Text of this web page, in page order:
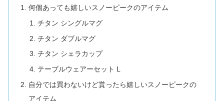
何個あっても嬉しいスノーピークのアイテム
チタン シングルマグ
チタン ダブルマグ
チタン シェラカップ
テーブルウェアーセット L
自分では買わないけど貰ったら嬉しいスノーピークの
アイテム